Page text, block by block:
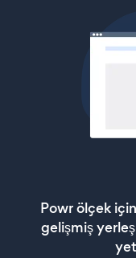
Powr ölçek
gelişmiş